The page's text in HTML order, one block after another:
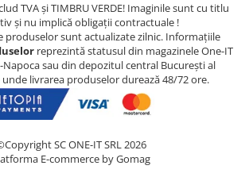
TVA și TIMBRU VERDE! Imaginile sunt cu titlu
și nu implică obligații contractuale !
produselor sunt actualizate zilnic. Informațiile
reprezintă statusul din magazinele One-IT
Napoca sau din depozitul central București al
livrarea produselor durează 48/72 ore.
SC ONE-IT SRL 2026
E-commerce by Gomag